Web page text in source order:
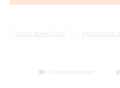
MUSIK MARKETING PROMOTION
0 commentaires 0